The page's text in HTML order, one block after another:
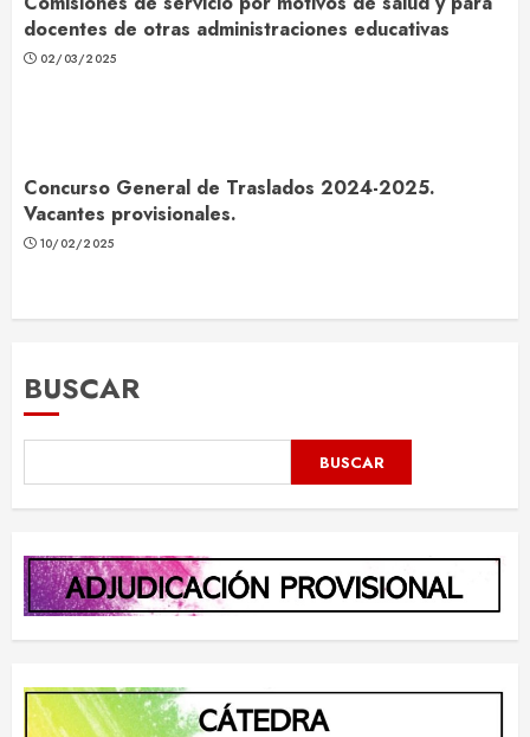
docentes de otras administraciones educativas
02/03/2025
Concurso General de Traslados 2024-2025.
Vacantes provisionales.
10/02/2025
BUSCAR
BUSCAR